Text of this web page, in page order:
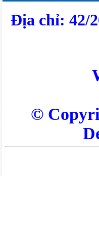
Địa chỉ: 42/
©